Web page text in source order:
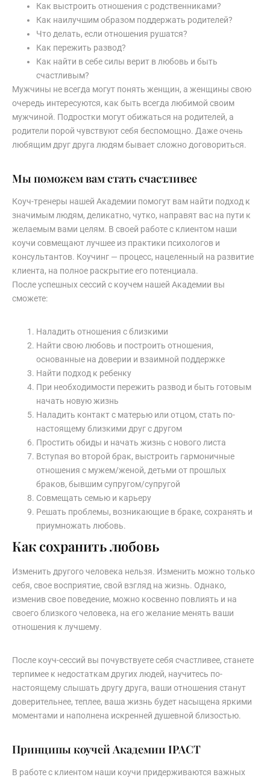
Как выстроить отношения с родственниками?
Как наилучшим образом поддержать родителей?
Что делать, если отношения рушатся?
Как пережить развод?
Как найти в себе силы верит в любовь и быть
счастливым?
Мужчины не всегда могут понять женщин, а женщины свою
очередь интересуются, как быть всегда любимой своим
мужчиной. Подростки могут обижаться на родителей, а
родители порой чувствуют себя беспомощно. Даже очень
любящим друг друга людям бывает сложно договориться.
Мы поможем вам стать счастливее
Коуч-тренеры нашей Академии помогут вам найти подход к
значимым людям, деликатно, чутко, направят вас на пути к
желаемым вами целям. В своей работе с клиентом наши
коучи совмещают лучшее из практики психологов и
консультантов. Коучинг — процесс, нацеленный на развитие
клиента, на полное раскрытие его потенциала.
После успешных сессий с коучем нашей Академии вы
сможете:
Наладить отношения с близкими
Найти свою любовь и построить отношения,
основанные на доверии и взаимной поддержке
Найти подход к ребенку
При необходимости пережить развод и быть готовым
начать новую жизнь
Наладить контакт с матерью или отцом, стать по-
настоящему близкими друг с другом
Простить обиды и начать жизнь с нового листа
Вступая во второй брак, выстроить гармоничные
отношения с мужем/женой, детьми от прошлых
браков, бывшим супругом/супругой
Совмещать семью и карьеру
Решать проблемы, возникающие в браке, сохранять и
приумножать любовь.
Как сохранить любовь
Изменить другого человека нельзя. Изменить можно только
себя, свое восприятие, свой взгляд на жизнь. Однако,
изменив свое поведение, можно косвенно повлиять и на
своего близкого человека, на его желание менять ваши
отношения к лучшему.
После коуч-сессий вы почувствуете себя счастливее, станете
терпимее к недостаткам других людей, научитесь по-
настоящему слышать другу друга, ваши отношения станут
доверительнее, теплее, ваша жизнь будет насыщена яркими
моментами и наполнена искренней душевной близостью.
Принципы коучей Академии IPACT
В работе с клиентом наши коучи придерживаются важных